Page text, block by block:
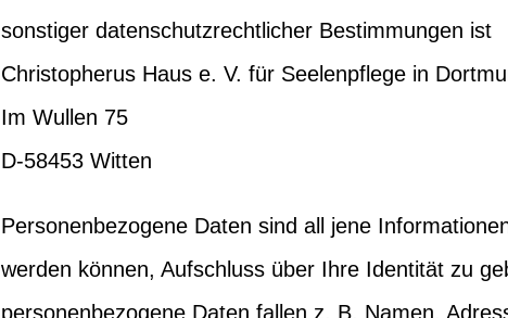
sonstiger datenschutzrechtlicher Bestimmungen ist
Christopherus Haus e. V. für Seelenpflege in
Im Wullen 75
D-58453 Witten
Personenbezogene Daten sind all jene
werden können, Aufschluss über Ihre Identität zu
personenbezogene Daten fallen z. B. Namen,